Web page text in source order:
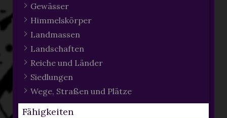
Gewässer
Himmelskörper
Landmassen
Landschaften
Reiche und Länder
Siedlungen
Wege, Straßen und Plätze
Fähigkeiten